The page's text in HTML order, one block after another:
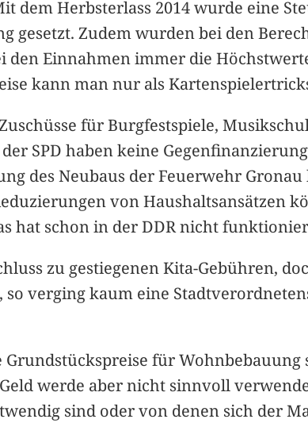
dem Herbsterlass 2014 wurde eine
gesetzt. Zudem wurden bei den
den Einnahmen immer die
kann man nur als
für Burgfestspiele,
SPD haben keine
des Neubaus der Feuerwehr
von Haushaltsansätzen
hat schon in der DDR nicht
zu gestiegenen Kita-Gebühren,
so verging kaum eine
Grundstückspreise für
werde aber nicht sinnvoll
sind oder von denen sich der